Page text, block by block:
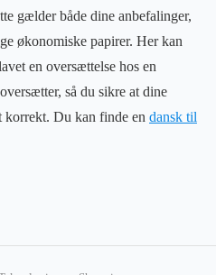
gælder både dine anbefalinger,
økonomiske papirer. Her kan
en oversættelse hos en
så du sikre at dine
korrekt. Du kan finde en dansk til